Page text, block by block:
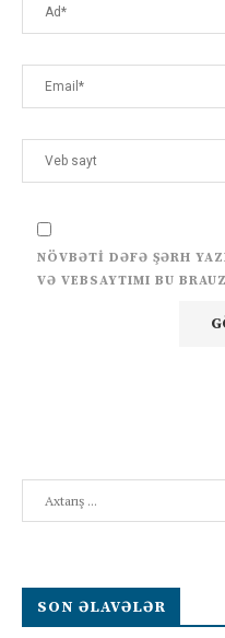
NÖVBƏTI DƏFƏ ŞƏRH
VƏ VEBSAYTIMI BU
SON ƏLAVƏLƏR